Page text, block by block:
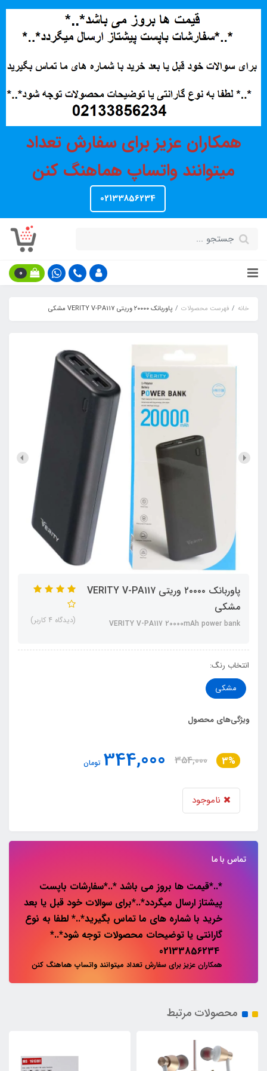
همکاران عزیز برای سفارش تعداد
میتوانند واتساپ هماهنگ کنن
02133856234
0
خانه فهرست محصولات پاوربانک ۲۰۰۰۰ وریتی VERITY V-PA117 مشکی
پاوربانک ۲۰۰۰۰ وریتی VERITY V-PA117
مشکی
VERITY V-PA117 20000mAh power bank (دیدگاه 4 کاربر)
انتخاب رنگ:
مشکی
ویژگی‌های محصول
3%
354,000
344,000 تومان
ناموجود
تماس با ما
*..*قیمت ها بروز می باشد *..*سفارشات باپست
پیشتاز ارسال میگردد*..*برای سوالات خود قبل یا بعد
خرید با شماره های ما تماس بگیرید*..* لطفا به نوع
گارانتی یا توضیحات محصولات توجه شود*..*
همکاران عزیز برای سفارش تعداد میتوانند واتساپ هماهنگ کنن
محصولات مرتبط